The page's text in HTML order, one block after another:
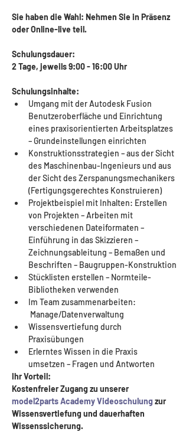
Sie haben die Wahl: Nehmen Sie in Präsenz
oder Online-live teil.
Schulungsdauer:
2 Tage, jeweils 9:00 - 16:00 Uhr
Schulungsinhalte:
Umgang mit der Autodesk Fusion
Benutzeroberfläche und Einrichtung
eines praxisorientierten Arbeitsplatzes
– Grundeinstellungen einrichten
Konstruktionsstrategien – aus der Sicht
des Maschinenbau-Ingenieurs und aus
der Sicht des Zerspanungsmechanikers
(Fertigungsgerechtes Konstruieren)
Projektbeispiel mit Inhalten: Erstellen
von Projekten – Arbeiten mit
verschiedenen Dateiformaten –
Einführung in das Skizzieren –
Zeichnungsableitung – Bemaßen und
Beschriften – Baugruppen-Konstruktion
Stücklisten erstellen – Normteile-
Bibliotheken verwenden
Im Team zusammenarbeiten:
Manage/Datenverwaltung
Wissensvertiefung durch
Praxisübungen
Erlerntes Wissen in die Praxis
umsetzen – Fragen und Antworten
Ihr Vorteil:
Kostenfreier Zugang zu unserer
model2parts Academy Videoschulung zur
Wissensvertiefung und dauerhaften
Wissenssicherung.